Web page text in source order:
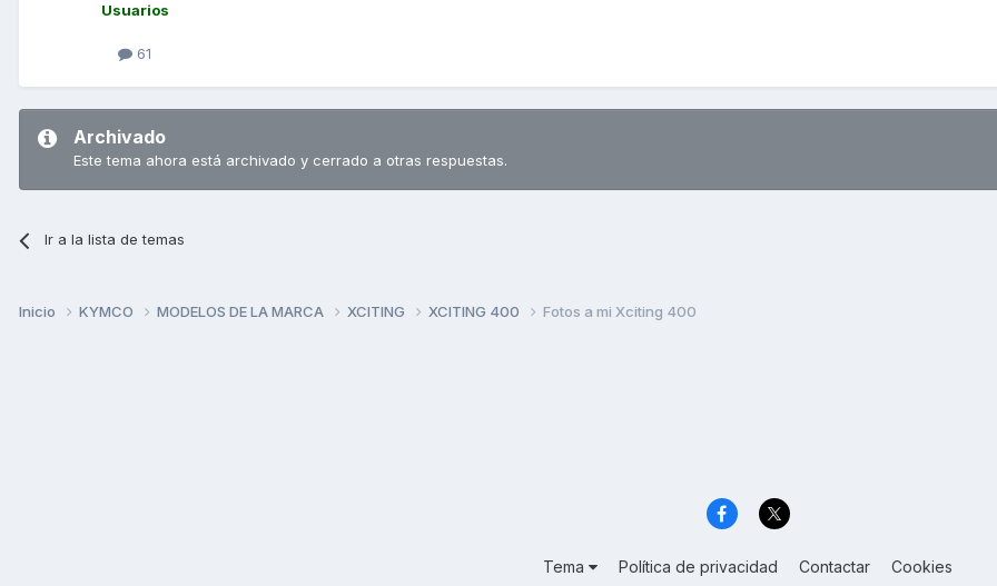
Usuarios
61
Archivado
Este tema ahora está archivado y cerrado a otras respuestas.
Ir a la lista de temas
Inicio KYMCO MODELOS DE LA MARCA XCITING XCITING 400 Fotos a mi Xciting 400
Tema Política de privacidad Contactar Cookies